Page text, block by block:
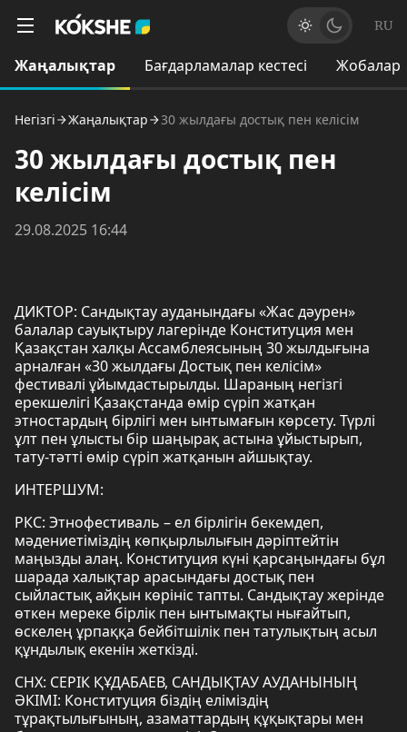
RU
Жаңалықтар Бағдарламалар кестесі Жобалар
Негізгі Жаңалықтар 30 жылдағы достық пен келісім
30 жылдағы достық пен
келісім
29.08.2025 16:44
ДИКТОР: Сандықтау ауданындағы «Жас дәурен»
балалар сауықтыру лагерінде Конституция мен
Қазақстан халқы Ассамблеясының 30 жылдығына
арналған «30 жылдағы Достық пен келісім»
фестивалі ұйымдастырылды. Шараның негізгі
ерекшелігі Қазақстанда өмір сүріп жатқан
этностардың бірлігі мен ынтымағын көрсету. Түрлі
ұлт пен ұлысты бір шаңырақ астына ұйыстырып,
тату-тәтті өмір сүріп жатқанын айшықтау.
ИНТЕРШУМ:
РКС: Этнофестиваль – ел бірлігін бекемдеп,
мәдениетіміздің көпқырлылығын дәріптейтін
маңызды алаң. Конституция күні қарсаңындағы бұл
шарада халықтар арасындағы достық пен
сыйластық айқын көрініс тапты. Сандықтау жерінде
өткен мереке бірлік пен ынтымақты нығайтып,
өскелең ұрпаққа бейбітшілік пен татулықтың асыл
құндылық екенін жеткізді.
СНХ: СЕРІК ҚҰДАБАЕВ, САНДЫҚТАУ АУДАНЫНЫҢ
ӘКІМІ: Конституция біздің еліміздің
тұрақтылығының, азаматтардың құқықтары мен